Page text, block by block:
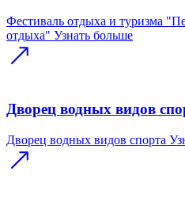
Фестиваль отдыха и туризма
отдыха" Узнать больше
Дворец водных видов
Дворец водных видов спорта